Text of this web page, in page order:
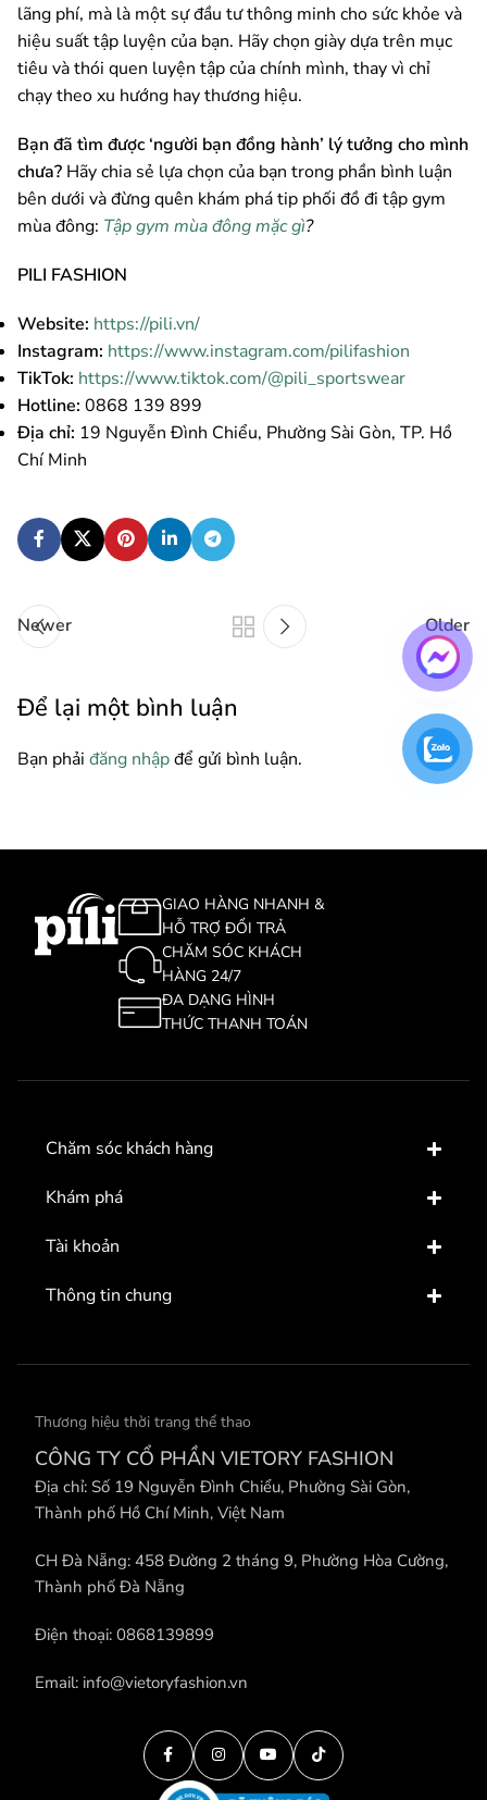
lãng phí, mà là một sự đầu tư thông minh cho sức khỏe và
hiệu suất tập luyện của bạn. Hãy chọn giày dựa trên mục
tiêu và thói quen luyện tập của chính mình, thay vì chỉ
chạy theo xu hướng hay thương hiệu.
Bạn đã tìm được ‘người bạn đồng hành’ lý tưởng cho mình
chưa? Hãy chia sẻ lựa chọn của bạn trong phần bình luận
bên dưới và đừng quên khám phá tip phối đồ đi tập gym
mùa đông: Tập gym mùa đông mặc gì?
PILI FASHION
Website: https://pili.vn/
Instagram: https://www.instagram.com/pilifashion
TikTok: https://www.tiktok.com/@pili_sportswear
Hotline: 0868 139 899
Địa chỉ: 19 Nguyễn Đình Chiểu, Phường Sài Gòn, TP. Hồ
Chí Minh
Newer Older
Để lại một bình luận
Bạn phải đăng nhậpđể gửi bình luận.
GIAO HÀNG NHANH &
HỖ TRỢ ĐỔI TRẢ
CHĂM SÓC KHÁCH
HÀNG 24/7
ĐA DẠNG HÌNH
THỨC THANH TOÁN
Chăm sóc khách hàng
Khám phá
Tài khoản
Thông tin chung
Thương hiệu thời trang thể thao
CÔNG TY CỔ PHẦN VIETORY FASHION
Địa chỉ: Số 19 Nguyễn Đình Chiểu, Phường Sài Gòn,
Thành phố Hồ Chí Minh, Việt Nam
CH Đà Nẵng: 458 Đường 2 tháng 9, Phường Hòa Cường,
Thành phố Đà Nẵng
Điện thoại: 0868139899
Email: info@vietoryfashion.vn